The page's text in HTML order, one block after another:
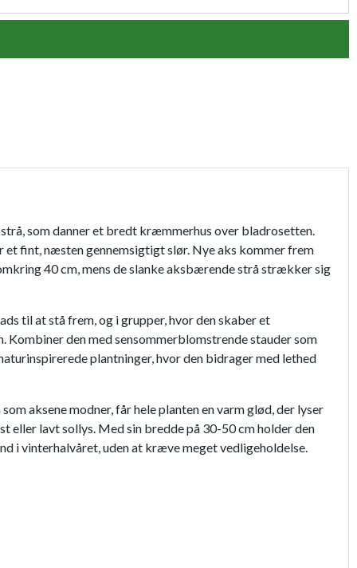
som danner et bredt kræmmerhus over bladrosetten.
fint, næsten gennemsigtigt slør. Nye aks kommer frem
40 cm, mens de slanke aksbærende strå strækker sig
til at stå frem, og i grupper, hvor den skaber et
den med sensommerblomstrende stauder som
plantninger, hvor den bidrager med lethed
aksene modner, får hele planten en varm glød, der lyser
eller lavt sollys. Med sin bredde på 30-50 cm holder den
i vinterhalvåret, uden at kræve meget vedligeholdelse.